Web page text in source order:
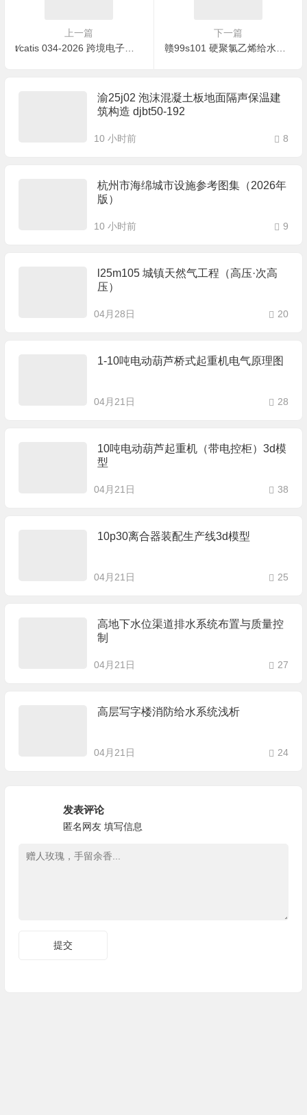
上一篇
t∕catis 034-2026 跨境电子商务供应链管理规范
下一篇
渝25j02 泡沫混凝土板地面隔声保温建
筑构造 djbt50-192
10 小时前 8
杭州市海绵城市设施参考图集（2026年
版）
10 小时前 9
l25m105 城镇天然气工程（高压·次高
压）
04月28日 20
1-10吨电动葫芦桥式起重机电气原理图
04月21日 28
10吨电动葫芦起重机（带电控柜）3d模
型
04月21日 38
10p30离合器装配生产线3d模型
04月21日 25
高地下水位渠道排水系统布置与质量控
制
04月21日 27
高层写字楼消防给水系统浅析
04月21日 24
发表评论
匿名网友 填写信息